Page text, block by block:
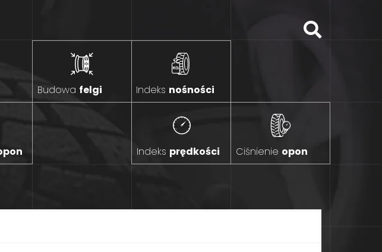
Budowa felgi Indeks nośności
Indeks prędkości Ciśnienie opon